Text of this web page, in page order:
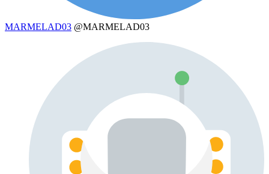
MARMELAD03 @MARMELAD03